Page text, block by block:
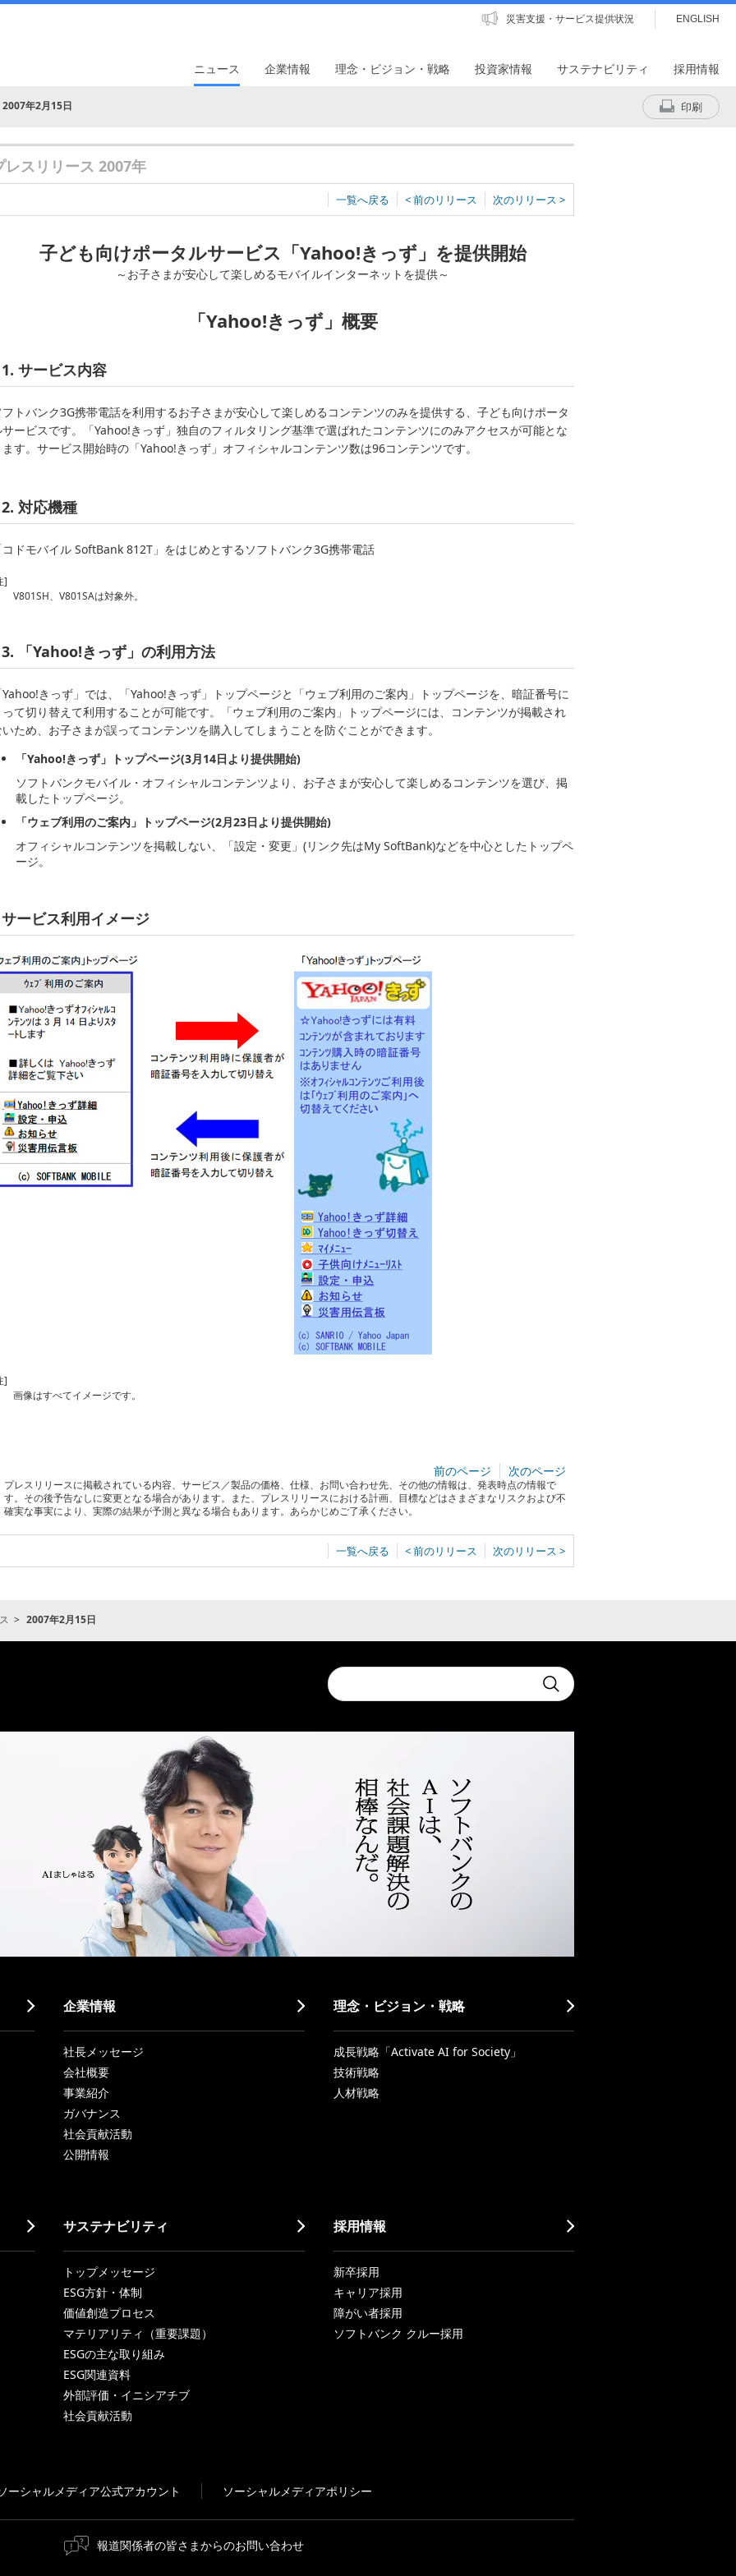
災害支援・サービス提供状況 ENGLISH
ニュース 企業情報 理念・ビジョン・戦略 投資家情報 サステナビリティ 採用情報
2007年2月15日 印刷
レスリリース 2007年
一覧へ戻る < 前のリリース 次のリリース >
子ども向けポータルサービス「Yahoo!きっず」を提供開始
～お子さまが安心して楽しめるモバイルインターネットを提供～
「Yahoo!きっず」概要
1. サービス内容
トバンク3G携帯電話を利用するお子さまが安心して楽しめるコンテンツのみを提供する、子ども向けポータ
ービスです。「Yahoo!きっず」独自のフィルタリング基準で選ばれたコンテンツにのみアクセスが可能とな
す。サービス開始時の「Yahoo!きっず」オフィシャルコンテンツ数は96コンテンツです。
2. 対応機種
ドモバイル SoftBank 812T」をはじめとするソフトバンク3G携帯電話
]
V801SH、V801SAは対象外。
3. 「Yahoo!きっず」の利用方法
きっず」では、「Yahoo!きっず」トップページと「ウェブ利用のご案内」トップページを、暗証番号に
て切り替えて利用することが可能です。「ウェブ利用のご案内」トップページには、コンテンツが掲載され
ため、お子さまが誤ってコンテンツを購入してしまうことを防ぐことができます。
「Yahoo!きっず」トップページ(3月14日より提供開始)
ソフトバンクモバイル・オフィシャルコンテンツより、お子さまが安心して楽しめるコンテンツを選び、掲
載したトップページ。
「ウェブ利用のご案内」トップページ(2月23日より提供開始)
オフィシャルコンテンツを掲載しない、「設定・変更」(リンク先はMy SoftBank)などを中心としたトップペ
ージ。
サービス利用イメージ
]
画像はすべてイメージです。
前のページ 次のページ
プレスリリースに掲載されている内容、サービス／製品の価格、仕様、お問い合わせ先、その他の情報は、発表時点の情報で
す。その後予告なしに変更となる場合があります。また、プレスリリースにおける計画、目標などはさまざまなリスクおよび不
確実な事実により、実際の結果が予測と異なる場合もあります。あらかじめご了承ください。
一覧へ戻る < 前のリリース 次のリリース >
2007年2月15日
Conduct
a
search
Submit
企業情報
社長メッセージ
会社概要
事業紹介
ガバナンス
社会貢献活動
公開情報
理念・ビジョン・戦略
成長戦略「Activate AI for Society」
技術戦略
人材戦略
サステナビリティ
トップメッセージ
ESG方針・体制
価値創造プロセス
マテリアリティ（重要課題）
ESGの主な取り組み
ESG関連資料
外部評価・イニシアチブ
社会貢献活動
採用情報
新卒採用
キャリア採用
障がい者採用
ソフトバンク クルー採用
ーシャルメディア公式アカウント ソーシャルメディアポリシー
報道関係者の皆さまからのお問い合わせ